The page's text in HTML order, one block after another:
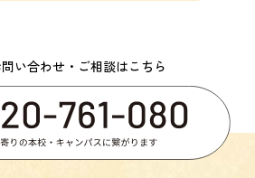
い合わせ・ご相談はこちら